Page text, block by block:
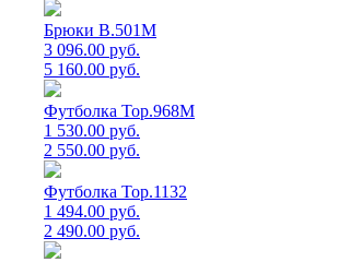
Брюки B.501M
3 096.00 руб.
5 160.00 руб.
Футболка Top.968M
1 530.00 руб.
2 550.00 руб.
Футболка Top.1132
1 494.00 руб.
2 490.00 руб.